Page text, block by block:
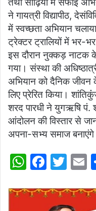
ने गायत्री विद्यापीठ,
में स्वच्छता अभियान
ट्रेक्टर ट्रालियों में भर-भर
इस दौरान नुक्कड़ नाटक
गया। संस्था की
अभियान को दैनिक
लिए प्रेरित किया।
शरद पारधी ने युगऋषि पं.
आंदोलन की विस्तार से
अपना-सभ्य समाज बनाएंगे
W
at
F
c
T
itt
E